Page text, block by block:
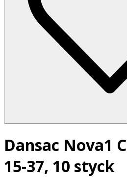
Dansac Nova1
15-37, 10 styck